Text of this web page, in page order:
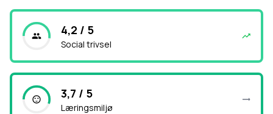
4,2 / 5
Social trivsel
3,7 / 5
Læringsmiljø